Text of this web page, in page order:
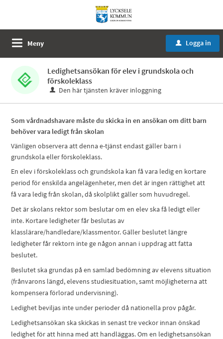
Meny u Logga in
Ledighetsansökan för elev i grundskola och
förskoleklass
Den här tjänsten kräver inloggning
Som vårdnadshavare måste du skicka in en ansökan om ditt barn
behöver vara ledigt från skolan
Vänligen observera att denna e-tjänst endast gäller barn i
grundskola eller förskoleklass.
En elev i förskoleklass och grundskola kan få vara ledig en kortare
period för enskilda angelägenheter, men det är ingen rättighet att
få vara ledig från skolan, då skolplikt gäller som huvudregel.
Det är skolans rektor som beslutar om en elev ska få ledigt eller
inte. Kortare ledigheter får beslutas av
klasslärare/handledare/klassmentor. Gäller beslutet längre
ledigheter får rektorn inte ge någon annan i uppdrag att fatta
beslutet.
Beslutet ska grundas på en samlad bedömning av elevens situation
(frånvarons längd, elevens studiesituation, samt möjligheterna att
kompensera förlorad undervisning).
Ledighet beviljas inte under perioder då nationella prov pågår.
Ledighetsansökan ska skickas in senast tre veckor innan önskad
ledighet för att hinna med att handläggas. Om en ledighetsansökan